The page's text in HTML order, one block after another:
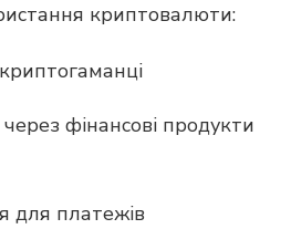
криптовалюти:
фінансові продукти
для платежів